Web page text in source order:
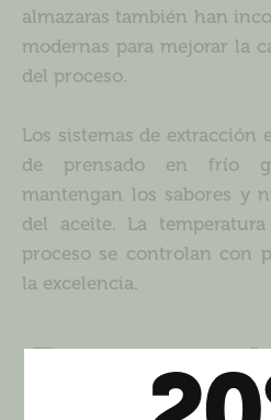
almazaras también han
modernas para mejorar la
del proceso.
Los sistemas de extracción
de prensado en frío
mantengan los sabores y
del aceite. La
proceso se controlan con
la excelencia.